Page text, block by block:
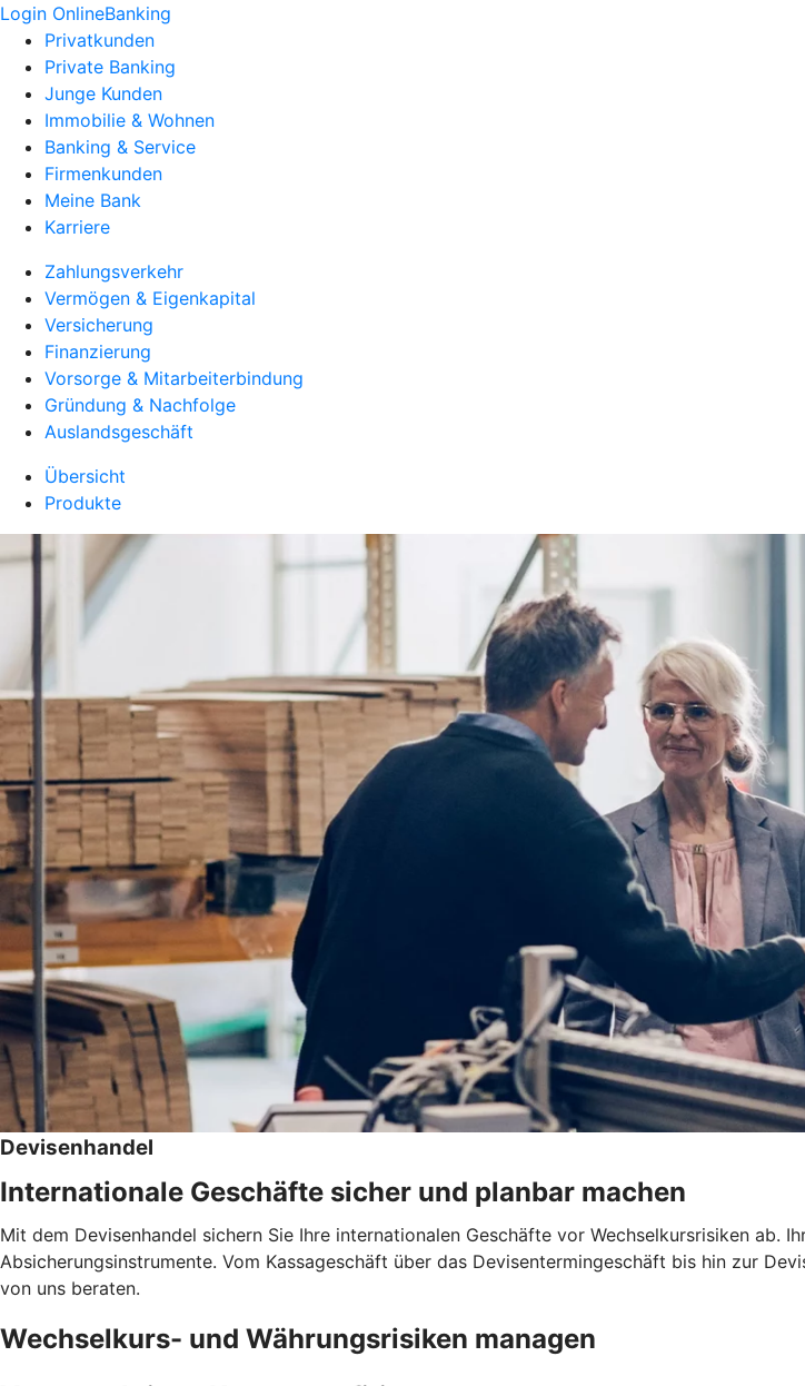
Login OnlineBanking
Privatkunden
Private Banking
Junge Kunden
Immobilie & Wohnen
Banking & Service
Firmenkunden
Meine Bank
Karriere
Zahlungsverkehr
Vermögen & Eigenkapital
Versicherung
Finanzierung
Vorsorge & Mitarbeiterbindung
Gründung & Nachfolge
Auslandsgeschäft
Übersicht
Produkte
Devisenhandel
Internationale Geschäfte sicher und planbar machen
Mit dem Devisenhandel sichern Sie Ihre internationalen Geschäfte vor Wechselkursrisiken ab.
Absicherungsinstrumente. Vom Kassageschäft über das Devisentermingeschäft bis hin zur
von uns beraten.
Wechselkurs- und Währungsrisiken managen